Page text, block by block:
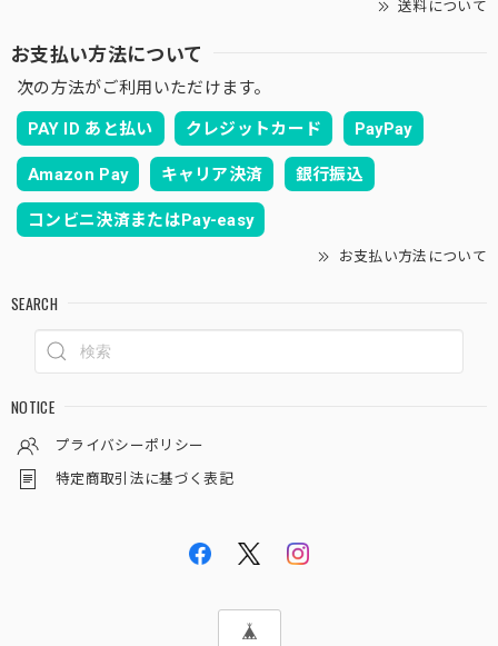
送料について
お支払い方法について
次の方法がご利用いただけます。
PAY ID あと払い クレジットカード PayPay
Amazon Pay キャリア決済 銀行振込
コンビニ決済またはPay-easy
お支払い方法について
SEARCH
NOTICE
プライバシーポリシー
特定商取引法に基づく表記